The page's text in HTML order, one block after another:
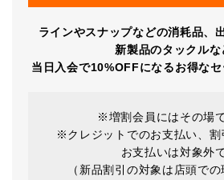
ラインやスナップなどの消耗品、
新製品のタックルな
当日入会で10%OFFになるお得なセ
※増割会員にはその場
※クレジットでのお支払い、割
お支払いは対象外
（新品割引の対象は店頭での